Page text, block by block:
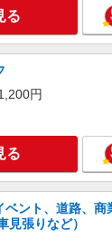
時給1,230円〜
給与補足＞資格取
取得後は、生活援
2,350円〜。7:00
神奈川県横浜市
2115076
西横浜駅≫障がい
ト、相談など
時給1550円〜
代含む)＞
る
円
る
ント、道路、商
見張りなど）